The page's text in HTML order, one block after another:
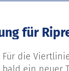
für
Für die